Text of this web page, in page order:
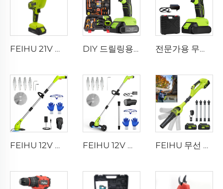
FEIHU 21V 산업용 무선 전동 톱 세트 DIY 휴대용 세이버 톱 금속용 1개 리튬 배터리 1개 충전기 목공용 DIY 드릴링용 무선 미니 리튬배터리 도구 12V/21V 무선 10mm 드릴, FEIHU 신제품 출시 무선 드릴 전문가용 무선 충격 드릴 드라이버 21V 리튬 배터리 포함, DIY용 소형 드릴 머신
FEIHU 12V 무선 잔디 깎이 기계, 2.0Ah 배터리, 고속 충전기 및 2종류의 절단 블레이드 포함 - 녹색 FEIHU 12V 경량 무선 잔디 깎이 기계, 휠 장착, 고속 충전기 및 2개의 2.0Ah 배터리 포함 | 마당, 정원, 울타리용 FEIHU 무선 잎 날리개 40V - 580 CFM/180 MPH, 브러시리스 전기 블로워 2개의 2.0Ah 배터리 및 충전기 포함, 고압 배출과 골목 청소용 익스텐션 장착된 2-in-1 디자인, 정원 및 가정용 - 그린